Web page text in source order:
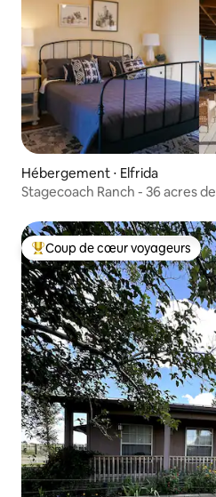
Hébergement ⋅ Elfrida
Stagecoach Ranch - 36 acres
Coups de cœur voyageurs les
Coup de cœur voyageurs